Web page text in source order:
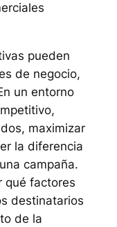
pueden
de negocio,
un entorno
maximizar
la diferencia
campaña.
qué factores
destinatarios
de la